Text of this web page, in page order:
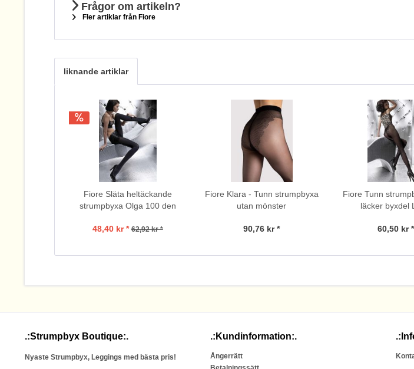
Frågor om artikeln?
Fler artiklar från Fiore
liknande artiklar
Fiore Släta heltäckande
strumpbyxa Olga 100 den
48,40 kr * 62,92 kr *
Fiore Klara - Tunn strumpbyxa
utan mönster
90,76 kr *
Fiore Tunn
läcker byxdel
60,50 kr *
.:Strumpbyx Boutique:.
Nyaste Strumpbyx, Leggings med bästa pris!
.:Kundinformation:.
Ångerrätt